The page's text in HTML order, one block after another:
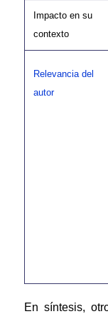
Impacto en su
contexto
Relevancia del
autor
En síntesis,